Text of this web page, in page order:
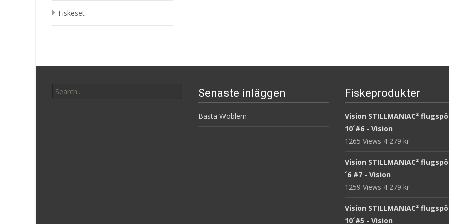
Fiskeset
for:
Senaste inläggen
Bästa Woblern
Fiskeprodukter
Vision STILLMANIAC² flugspö
10´#6 - Vision
1265 Views 4 279 kr
Vision STILLMANIAC²
´6 #7 - Vision
1259 Views 4 279 kr
Vision STILLMANIAC² flugspö
10´#5 - Vision